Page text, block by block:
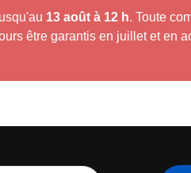
13 août à 12 h. Toute
être garantis en juillet et en